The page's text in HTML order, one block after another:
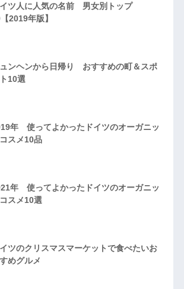
イツ人に人気の名前 男女別トップ
2019年版】
ンヘンから日帰り おすすめの町＆スポ
10選
年 使ってよかったドイツのオーガニッ
スメ10品
年 使ってよかったドイツのオーガニッ
スメ10選
イツのクリスマスマーケットで食べたいお
めグルメ